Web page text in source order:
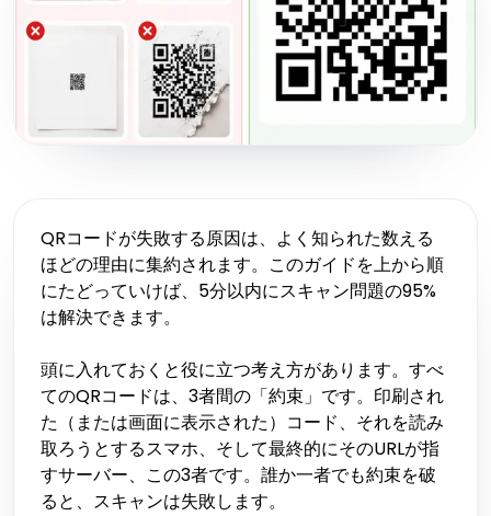
QRコードが失敗する原因は、よく知られた数える
ほどの理由に集約されます。このガイドを上から順
にたどっていけば、5分以内にスキャン問題の95%
は解決できます。
頭に入れておくと役に立つ考え方があります。すべ
てのQRコードは、3者間の「約束」です。印刷され
た（または画面に表示された）コード、それを読み
取ろうとするスマホ、そして最終的にそのURLが指
すサーバー、この3者です。誰か一者でも約束を破
ると、スキャンは失敗します。